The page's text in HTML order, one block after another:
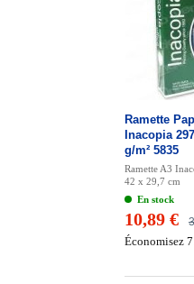
Ramette
Inacopia
g/m² 5835
Ramette A3
42 x 29,7 cm
En stock
10,89 €
Économisez